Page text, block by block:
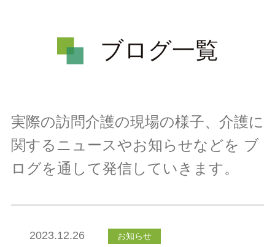
ブログ一覧
実際の訪問介護の現場の様子、介護に
関するニュースやお知らせなどを ブ
ログを通して発信していきます。
2023.12.26 お知らせ